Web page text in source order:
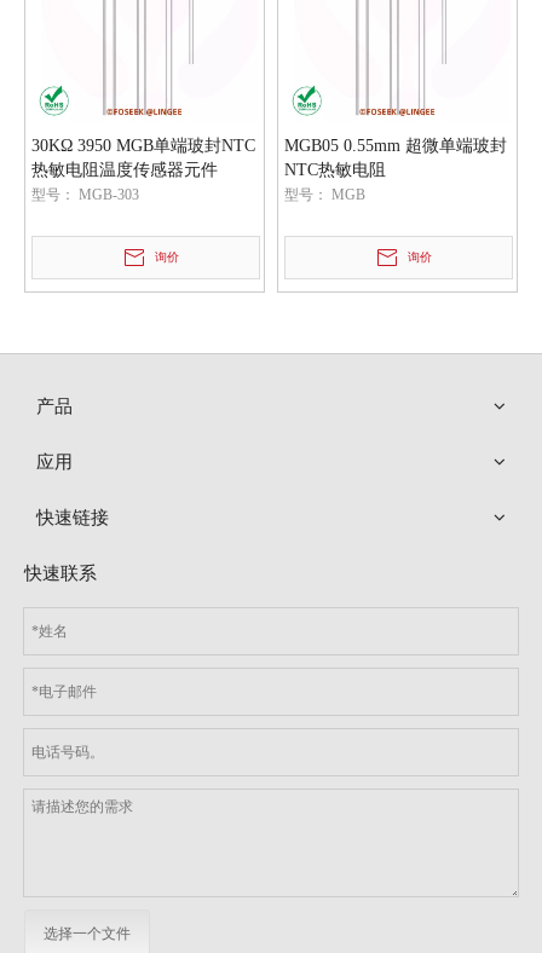
30KΩ 3950 MGB单端玻封NTC
热敏电阻温度传感器元件
型号： MGB-303
询价
MGB05 0.55mm 超微单端玻封
NTC热敏电阻
型号： MGB
询价
产品
应用
快速链接
快速联系
选择一个文件